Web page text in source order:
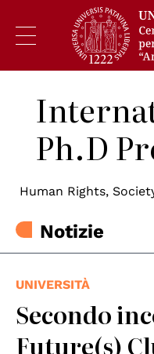
Ph.D
Human Rights,
Notizie
UNIVERSITÀ
Secondo
Future(s)